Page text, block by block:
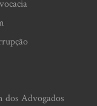
dos Advogados